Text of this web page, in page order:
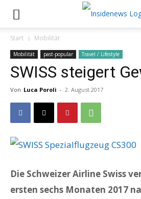
Start Mobilität
Mobilität past-popular Travel / Lifestyle
SWISS steigert
Von Luca Poroli - 2. August 2017
Die Schweizer Airline Swiss
ersten sechs Monaten 2017